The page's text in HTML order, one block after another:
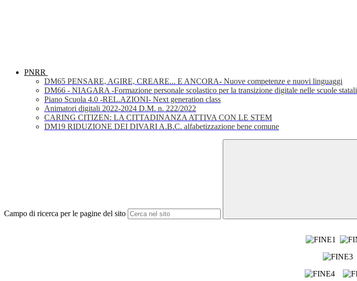
PNRR
DM65 PENSARE, AGIRE, CREARE... E ANCORA- Nuove competenze e nuovi linguaggi
DM66 - NIAGARA -Formazione personale scolastico per la transizione digitale nelle scuole statali
Piano Scuola 4.0 -REL.AZIONI- Next generation class
Animatori digitali 2022-2024 D.M. n. 222/2022
CARING CITIZEN: LA CITTADINANZA ATTIVA CON LE STEM
DM19 RIDUZIONE DEI DIVARI A.B.C. alfabetizzazione bene comune
Campo di ricerca per le pagine del sito